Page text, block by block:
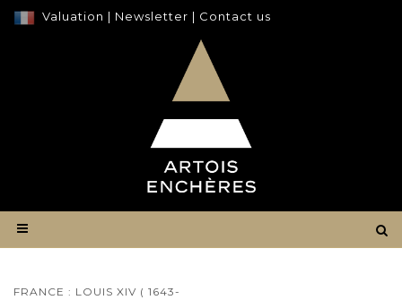
Valuation | Newsletter | Contact us
FRANCE : LOUIS XIV ( 1643-